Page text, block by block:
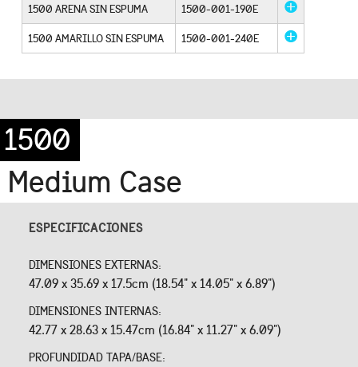
1500 ARENA SIN ESPUMA 1500-001-190E
1500 AMARILLO SIN ESPUMA 1500-001-240E
1500
Medium Case
ESPECIFICACIONES
DIMENSIONES EXTERNAS:
47.09 x 35.69 x 17.5cm (18.54" x 14.05" x 6.89")
DIMENSIONES INTERNAS:
42.77 x 28.63 x 15.47cm (16.84" x 11.27" x 6.09")
PROFUNDIDAD TAPA/BASE: